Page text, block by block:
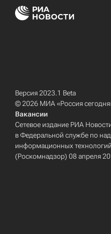
Версия 2023.1 Beta
© 2026 МИА «Россия
Вакансии
Сетевое издание РИА
в Федеральной службе по
информационных
(Роскомнадзор) 08 апреля